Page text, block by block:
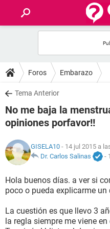
FOROS
SALUD
FAMILIA
NUTRICIÓN
SEXUALIDAD
GLOSARIO
Foros Embarazo
Tema Anterior
No me baja la
opiniones porfavor!!
GISELA10 - 14 jul 2015 a
Dr. Carlos Salinas
-
Hola buenos días. a ver si
poco o pueda explicarme un
La cuestión es que llevo 3
la regla siempre me viene